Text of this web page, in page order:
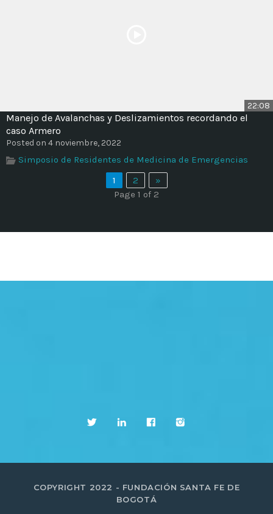
22:08
Manejo de Avalanchas y Deslizamientos recordando el
caso Armero
Posted on 4 noviembre, 2022
Simposio de Residentes de Medicina de Emergencias
1
2
»
Page 1 of 2
COPYRIGHT 2022 - FUNDACIÓN SANTA FE DE
BOGOTÁ